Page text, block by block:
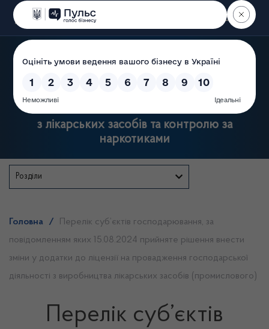
Пошук
Державна служба України
з лікарських засобів та контролю за
наркотиками
Розділи
Головна /
Перелік суб’єктів господарювання, за
повідомленням яких 15.08.2024 прийняте рішення внести
зміни у додатки до ліцензії на провадження господарської
діяльності з виробництва лікарських засобів (промислового)
Перелік суб’єктів